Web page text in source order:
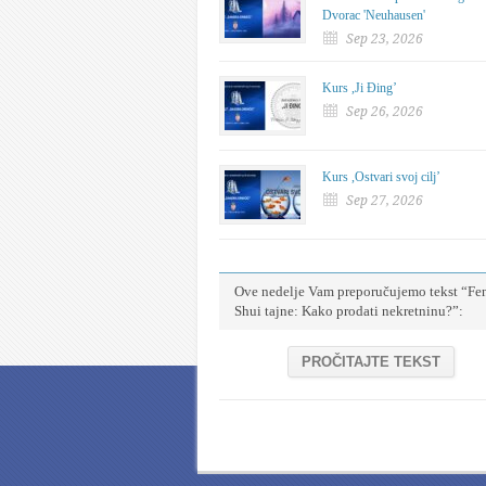
Dvorac 'Neuhausen'
Sep 23, 2026
Kurs ,Ji Đing’
Sep 26, 2026
Kurs ,Ostvari svoj cilj’
Sep 27, 2026
Ove nedelje Vam preporučujemo tekst
Shui tajne: Kako prodati nekretninu?”:
PROČITAJTE TEKST